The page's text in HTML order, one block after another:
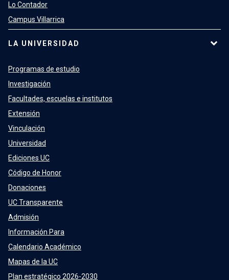
Lo Contador
Campus Villarrica
LA UNIVERSIDAD
Programas de estudio
Investigación
Facultades, escuelas e institutos
Extensión
Vinculación
Universidad
Ediciones UC
Código de Honor
Donaciones
UC Transparente
Admisión
Información Para
Calendario Académico
Mapas de la UC
Plan estratégico 2026-2030